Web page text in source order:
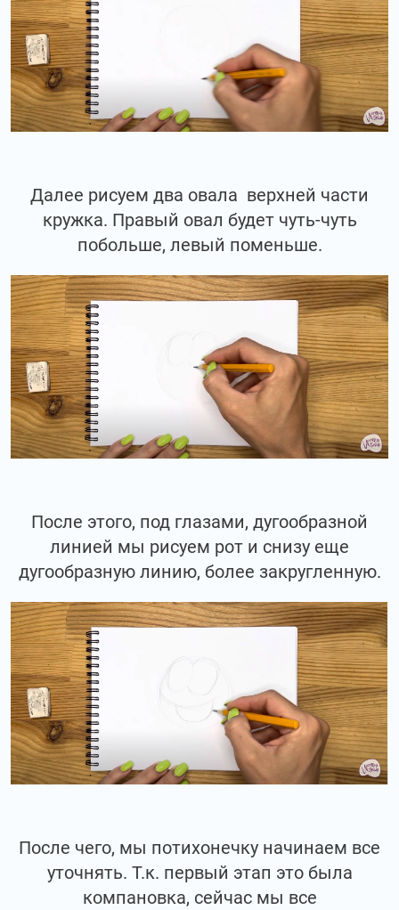
Далее рисуем два овала верхней части
кружка. Правый овал будет чуть-чуть
побольше, левый поменьше.
После этого, под глазами, дугообразной
линией мы рисуем рот и снизу еще
дугообразную линию, более закругленную.
После чего, мы потихонечку начинаем все
уточнять. Т.к. первый этап это была
компановка, сейчас мы все